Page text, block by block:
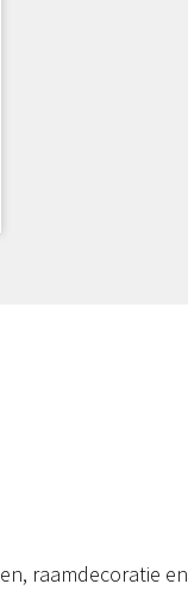
raamdecoratie en